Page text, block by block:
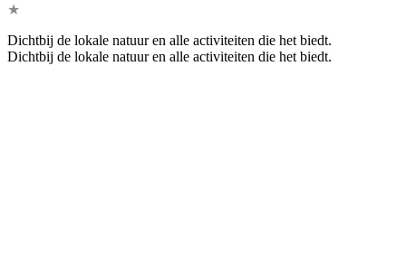
★
Dichtbij de lokale natuur en alle activiteiten die het biedt.
Dichtbij de lokale natuur en alle activiteiten die het biedt.